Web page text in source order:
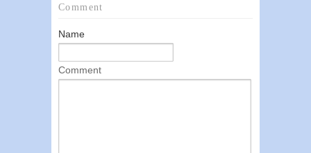
Comment
Name
Comment